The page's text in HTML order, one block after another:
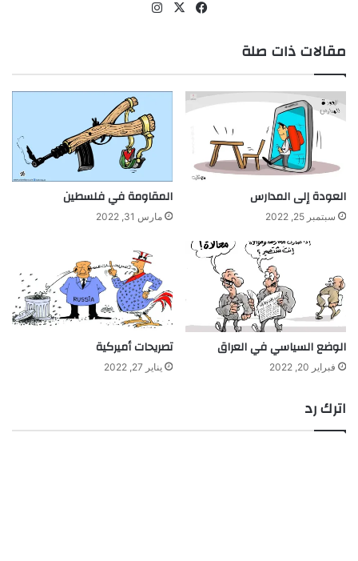
فيسبوك
‫X
مقالات ذات صلة
العودة إلى المدارس
سبتمبر 25, 2022
المقاومة في فلسطين
مارس 31, 2022
الوضع السياسي في العراق
فبراير 20, 2022
تصريحات أميركية
يناير 27, 2022
اترك رد